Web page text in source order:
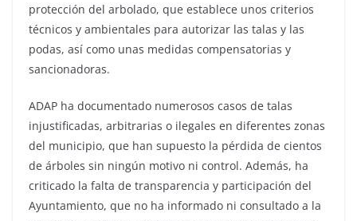
protección del arbolado, que establece unos criterios
técnicos y ambientales para autorizar las talas y las
podas, así como unas medidas compensatorias y
sancionadoras.
ADAP ha documentado numerosos casos de talas
injustificadas, arbitrarias o ilegales en diferentes zonas
del municipio, que han supuesto la pérdida de cientos
de árboles sin ningún motivo ni control. Además, ha
criticado la falta de transparencia y participación del
Ayuntamiento, que no ha informado ni consultado a la